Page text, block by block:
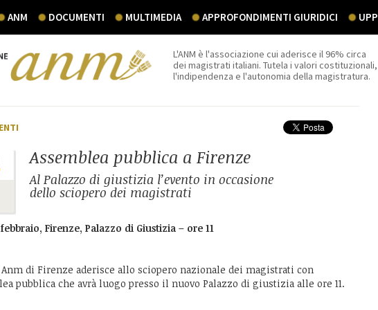
ANM DOCUMENTI MULTIMEDIA APPROFONDIMENTI GIURIDICI UPP
L'ANM è l'associazione cui aderisce il 96% circa
dei magistrati italiani. Tutela i valori costituzionali,
l'indipendenza e l'autonomia della magistratura.
Assemblea pubblica a Firenze
Al Palazzo di giustizia l’evento in occasione
dello sciopero dei magistrati
Firenze, Palazzo di Giustizia – ore 11
di Firenze aderisce allo sciopero nazionale dei magistrati con
pubblica che avrà luogo presso il nuovo Palazzo di giustizia alle ore 11.